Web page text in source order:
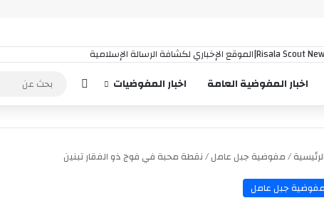
اخبار المفوضية العامة اخبار المفوضيات إضافة عمود جانبي
الرئيسية/مفوضية جبل عامل/نقطة محبة في فوج ذو الفقار تبنين
مفوضية جبل عامل